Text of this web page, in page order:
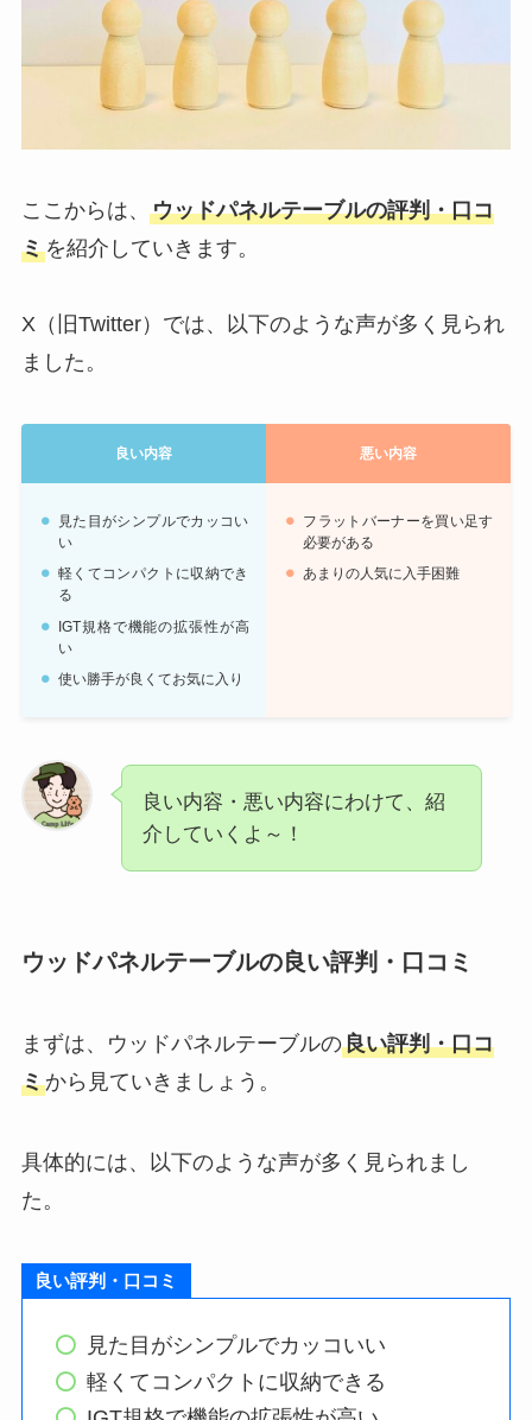
ここからは、 ウッドパネルテーブルの評判・口コ
ミを紹介していきます。
X（旧Twitter）では、以下のような声が多く見られ
ました。
良い内容 悪い内容
見た目がシンプルでカッコい
い
軽くてコンパクトに収納でき
る
IGT規格で機能の拡張性が高
い
使い勝手が良くてお気に入り
フラットバーナーを買い足す
必要がある
あまりの人気に入手困難
良い内容・悪い内容にわけて、紹
介していくよ～！
ウッドパネルテーブルの良い評判・口コミ
まずは、ウッドパネルテーブルの良い評判・口コ
ミから見ていきましょう。
具体的には、以下のような声が多く見られまし
た。
良い評判・口コミ
見た目がシンプルでカッコいい
軽くてコンパクトに収納できる